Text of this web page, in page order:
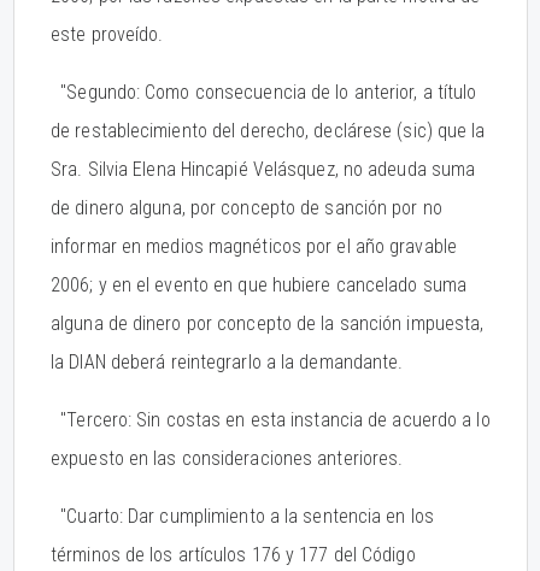
este proveído.
"Segundo: Como consecuencia de lo anterior, a título
de restablecimiento del derecho, declárese (sic) que la
Sra. Silvia Elena Hincapié Velásquez, no adeuda suma
de dinero alguna, por concepto de sanción por no
informar en medios magnéticos por el año gravable
2006; y en el evento en que hubiere cancelado suma
alguna de dinero por concepto de la sanción impuesta,
la DIAN deberá reintegrarlo a la demandante.
"Tercero: Sin costas en esta instancia de acuerdo a lo
expuesto en las consideraciones anteriores.
"Cuarto: Dar cumplimiento a la sentencia en los
términos de los artículos 176 y 177 del Código